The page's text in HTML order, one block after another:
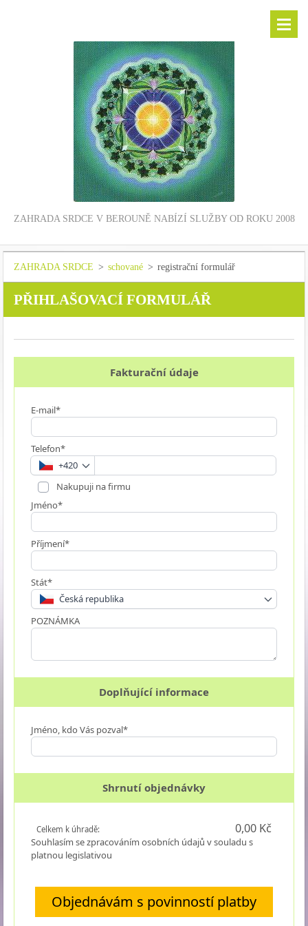
ZAHRADA SRDCE V BEROUNĚ NABÍZÍ SLUŽBY OD ROKU 2008
ZAHRADA SRDCE > schované > registrační formulář
PŘIHLAŠOVACÍ FORMULÁŘ
Fakturační údaje
E-mail*
Telefon*
+420
Nakupuji na firmu
Jméno*
Příjmení*
Stát*
Česká republika
POZNÁMKA
Doplňující informace
Jméno, kdo Vás pozval*
Shrnutí objednávky
Celkem k úhradě: 0,00 Kč
Souhlasím se zpracováním osobních údajů v souladu s
platnou legislativou
Objednávám s povinností platby